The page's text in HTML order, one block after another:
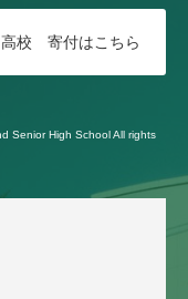
高校 寄付はこちら
Senior High School All rights